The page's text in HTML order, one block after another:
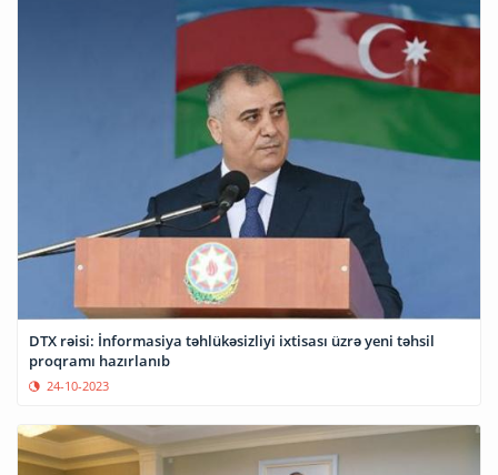
DTX rəisi: İnformasiya təhlükəsizliyi ixtisası üzrə yeni təhsil
proqramı hazırlanıb
24-10-2023